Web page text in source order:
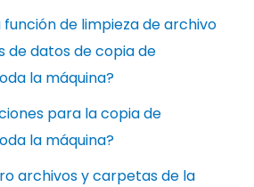
función de limpieza de archivo
de datos de copia de
la máquina?
para la copia de
la máquina?
archivos y carpetas de la